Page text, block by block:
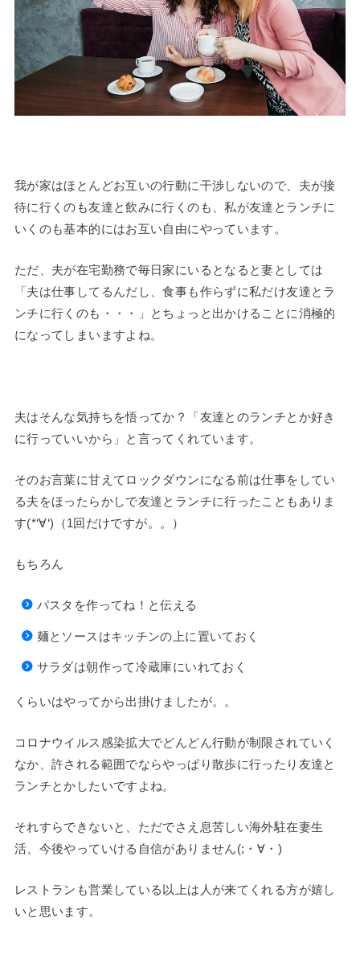
我が家はほとんどお互いの行動に干渉しないので、夫が接
待に行くのも友達と飲みに行くのも、私が友達とランチに
いくのも基本的にはお互い自由にやっています。
ただ、夫が在宅勤務で毎日家にいるとなると妻としては
「夫は仕事してるんだし、食事も作らずに私だけ友達とラ
ンチに行くのも・・・」とちょっと出かけることに消極的
になってしまいますよね。
夫はそんな気持ちを悟ってか？「友達とのランチとか好き
に行っていいから」と言ってくれています。
そのお言葉に甘えてロックダウンになる前は仕事をしてい
る夫をほったらかしで友達とランチに行ったこともありま
す(*‘∀‘)（1回だけですが。。）
もちろん
パスタを作ってね！と伝える
麺とソースはキッチンの上に置いておく
サラダは朝作って冷蔵庫にいれておく
くらいはやってから出掛けましたが。。
コロナウイルス感染拡大でどんどん行動が制限されていく
なか、許される範囲でならやっぱり散歩に行ったり友達と
ランチとかしたいですよね。
それすらできないと、ただでさえ息苦しい海外駐在妻生
活、今後やっていける自信がありません(;・∀・)
レストランも営業している以上は人が来てくれる方が嬉し
いと思います。